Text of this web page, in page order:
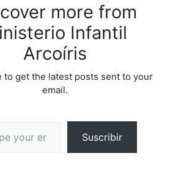
more from
Infantil
Arcoíris
to get the latest posts sent to your
email.
Suscribir